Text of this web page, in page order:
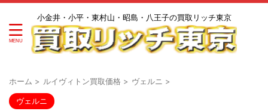
小金井・小平・東村山・昭島・八王子の買取リッチ東京
ホーム > ルイヴィトン買取価格 > ヴェルニ >
ヴェルニ